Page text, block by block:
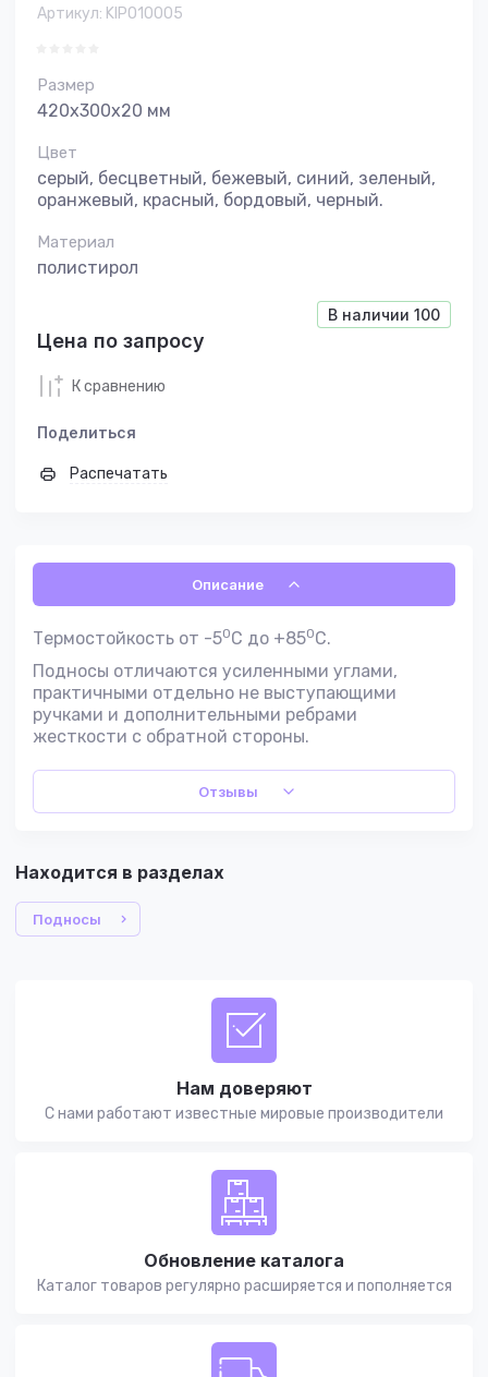
Артикул: KIPO10005
Размер
420х300х20 мм
Цвет
серый, бесцветный, бежевый, синий, зеленый,
оранжевый, красный, бордовый, черный.
Материал
полистирол
В наличии 100
Цена по запросу
К сравнению
Поделиться
Распечатать
Описание
Термостойкость от -50С до +850С.
Подносы отличаются усиленными углами,
практичными отдельно не выступающими
ручками и дополнительными ребрами
жесткости с обратной стороны.
Отзывы
Находится в разделах
Подносы
Нам доверяют
С нами работают известные мировые производители
Обновление каталога
Каталог товаров регулярно расширяется и пополняется